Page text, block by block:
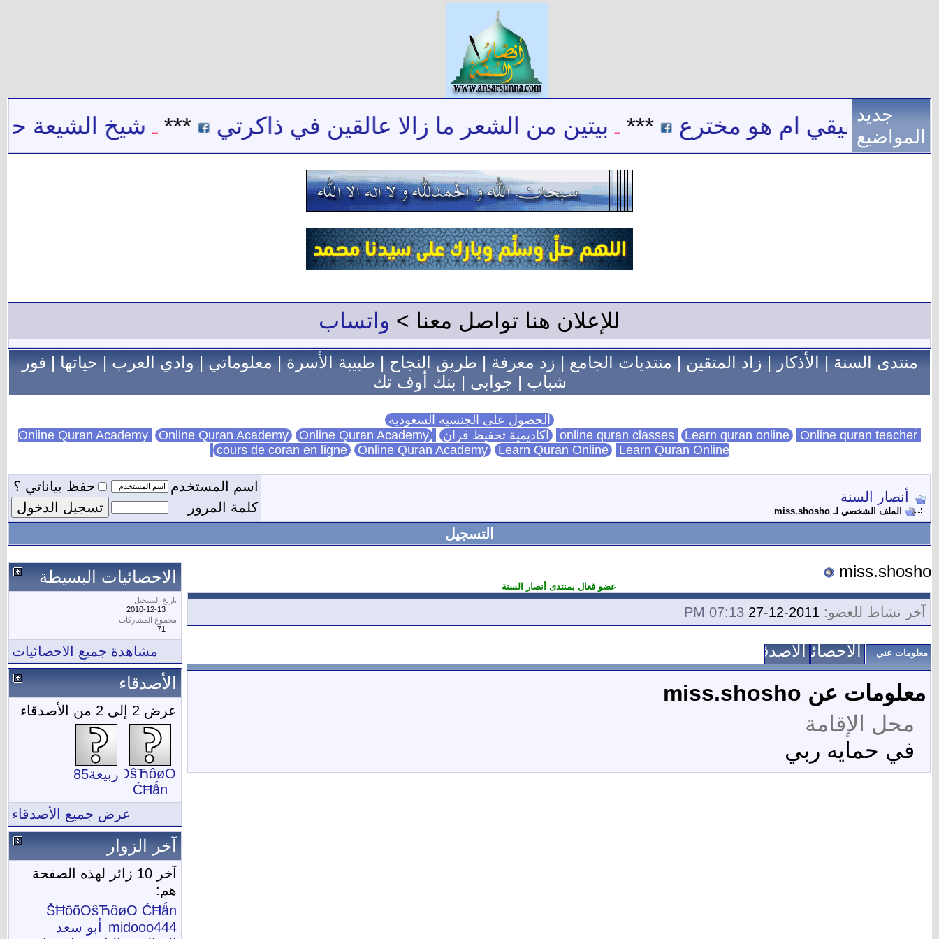
اسم حقيقي ام هو مخترع *** بيتين من الشعر ما زالا عالقين في ذاكرتي *** شيخ الشيعة
جديد
المواضيع
للإعلان هنا تواصل معنا > واتساب
منتدى السنة|الأذكار|زاد المتقين|منتديات الجامع|زد معرفة|طريق النجاح|طبيبة الأسرة|معلوماتي|وادي العرب|حياتها|فور
شباب | جوابى | بنك أوف تك
الحصول على الجنسيه السعوديه
Learn quran online Online quran teacher اكاديمية تحفيظ قران Online Quran Academy Online Quran Academy
cours de coran en ligne Online Quran Academy Learn Quran Online Learn Quran Online
أنصار السنة
الملف الشخصي لـ miss.shosho
اسم المستخدم
حفظ بياناتي ؟
كلمة المرور
التسجيل
miss.shosho
عضو فعال بمنتدى أنصار السنة
آخر نشاط للعضو: 07:13 PM
معلومات عني الاحصائياتالأصدقاء
معلومات عن miss.shosho
محل الإقامة
في حمايه ربي
الاحصائيات البسيطة
تاريخ التسجيل
2010-12-13
مجموع المشاركات
71
مشاهدة جميع الاحصائيات
الأصدقاء
عرض 2 إلى 2 من الأصدقاء
ŠĦōõOŝЋôøO
ĆĦǻn
ربيعة85
عرض جميع الأصدقاء
آخر الزوار
آخر 10 زائر لهذه الصفحة
هم:
ŠĦōõOŝЋôøO ĆĦǻn
midooo444
أبو سعد